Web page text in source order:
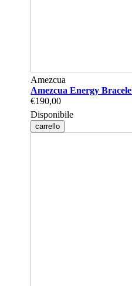
Amezcua
Amezcua Energy
€190,00
Disponibile
carrello